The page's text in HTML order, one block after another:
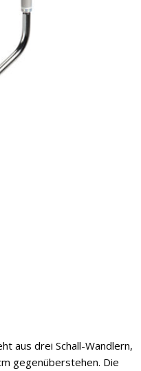
aus drei Schall-Wandlern,
gegenüberstehen. Die